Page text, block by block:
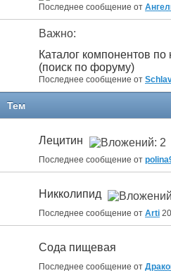
Последнее сообщение от
Важно:
Каталог компонентов по
(поиск по форуму)
Последнее сообщение от
Тем
Лецитин
Последнее сообщение от
Никколипид
Последнее сообщение от Arti
Сода пищевая
Последнее сообщение от